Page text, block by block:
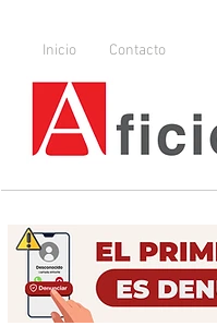
Inicio Contacto